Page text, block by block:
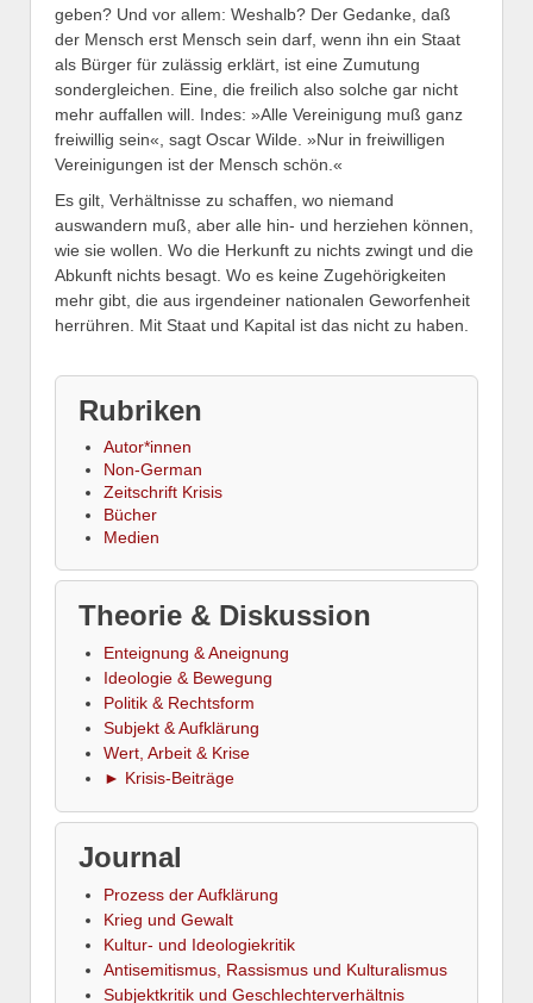
geben? Und vor allem: Weshalb? Der Gedanke, daß
der Mensch erst Mensch sein darf, wenn ihn ein Staat
als Bürger für zulässig erklärt, ist eine Zumutung
sondergleichen. Eine, die freilich also solche gar nicht
mehr auffallen will. Indes: »Alle Vereinigung muß ganz
freiwillig sein«, sagt Oscar Wilde. »Nur in freiwilligen
Vereinigungen ist der Mensch schön.«
Es gilt, Verhältnisse zu schaffen, wo niemand
auswandern muß, aber alle hin- und herziehen können,
wie sie wollen. Wo die Herkunft zu nichts zwingt und die
Abkunft nichts besagt. Wo es keine Zugehörigkeiten
mehr gibt, die aus irgendeiner nationalen Geworfenheit
herrühren. Mit Staat und Kapital ist das nicht zu haben.
Rubriken
Autor*innen
Non-German
Zeitschrift Krisis
Bücher
Medien
Theorie & Diskussion
Enteignung & Aneignung
Ideologie & Bewegung
Politik & Rechtsform
Subjekt & Aufklärung
Wert, Arbeit & Krise
► Krisis-Beiträge
Journal
Prozess der Aufklärung
Krieg und Gewalt
Kultur- und Ideologiekritik
Antisemitismus, Rassismus und Kulturalismus
Subjektkritik und Geschlechterverhältnis